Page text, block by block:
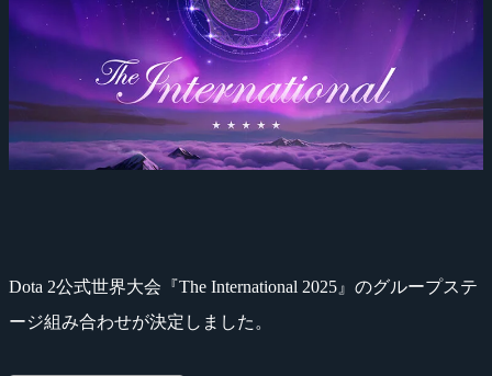
Dota 2公式世界大会『The International 2025』のグループステ
ージ組み合わせが決定しました。